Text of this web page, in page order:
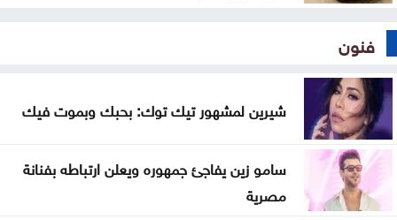
فنون
شيرين لمشهور تيك توك: بحبك وبموت فيك
سامو زين يفاجئ جمهوره ويعلن ارتباطه بفنانة
مصرية